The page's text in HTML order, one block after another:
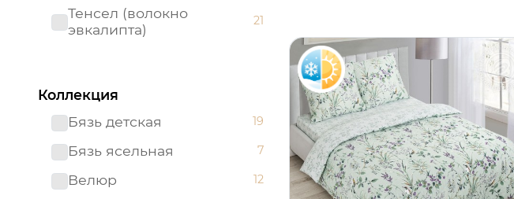
Тенсел (волокно
эвкалипта)
21
Коллекция
Бязь детская
19
Бязь ясельная 7
Велюр 12